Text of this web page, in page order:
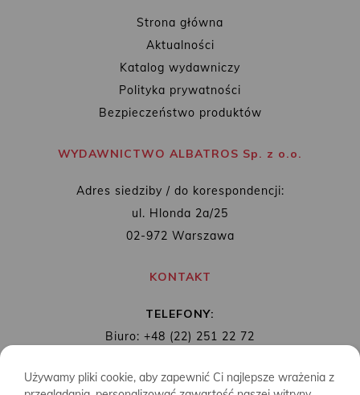
Strona główna
Aktualności
Katalog wydawniczy
Polityka prywatności
Bezpieczeństwo produktów
WYDAWNICTWO ALBATROS Sp. z o.o.
Adres siedziby / do korespondencji:
ul. Hlonda 2a/25
02-972 Warszawa
KONTAKT
TELEFONY:
Biuro: +48 (22) 251 22 72
Używamy pliki cookie, aby zapewnić Ci najlepsze wrażenia z